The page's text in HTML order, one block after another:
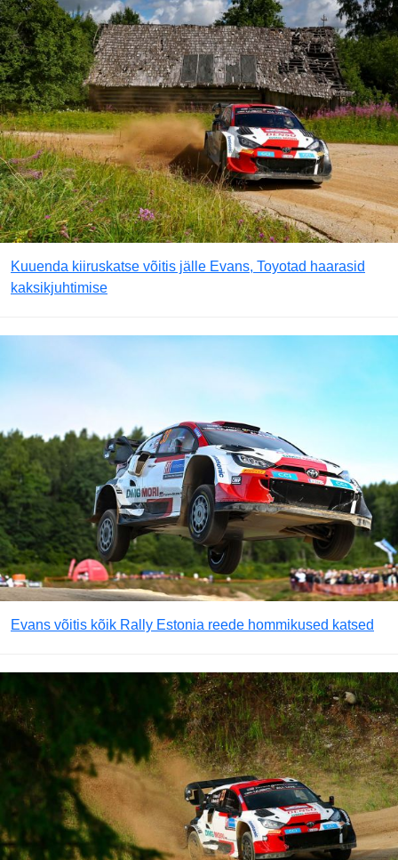
Kuuenda kiiruskatse võitis jälle Evans, Toyotad haarasid
kaksikjuhtimise
Evans võitis kõik Rally Estonia reede hommikused katsed